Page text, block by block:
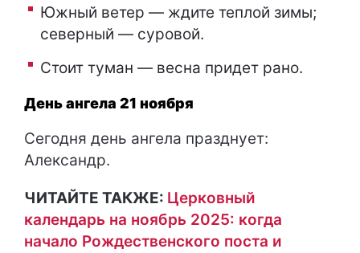
Южный ветер — ждите теплой зимы;
северный — суровой.
Стоит туман — весна придет рано.
День ангела 21 ноября
Сегодня день ангела празднует:
Александр.
ЧИТАЙТЕ ТАКЖЕ: Церковный
календарь на ноябрь 2025: когда
начало Рождественского поста и